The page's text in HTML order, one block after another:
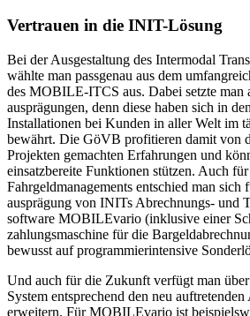
Vertrauen in die INIT-Lösung
Bei der Ausgestaltung des Intermodal
wählte man passgenau aus dem
des MOBILE-ITCS aus. Dabei setzte man
ausprä­gungen, denn diese haben sich in
Installationen bei Kunden in aller Welt im
bewährt. Die GöVB profitieren damit von
Projekten gemachten Erfahrungen und
einsatzbereite Funktionen stützen. Auch
Fahrgeld­manage­ments entschied man
ausprägung von INITs Abrechnungs- und
software MOBILEvario (inklusive einer
zahlungsmaschine für die
bewusst auf program­mier­intensive
Und auch für die Zukunft verfügt man
System entsprechend den neu
erweitern. Für MOBILEvario ist